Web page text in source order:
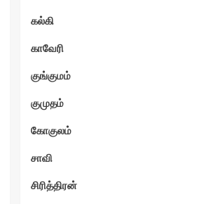
கல்கி
காவேரி
குங்குமம்
குமுதம்
கோகுலம்
சாவி
சிரித்திரன்